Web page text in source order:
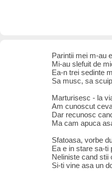
Parintii mei m-au
Mi-au slefuit de
Ea-n trei sedinte
Sa musc, sa
Marturisesc - la
Am cunoscut
Dar recunosc
Ma cam apuca
Sfatoasa, vorbe
Ea e in stare sa-ti
Neliniste cand stii
Si-ti vine asa un